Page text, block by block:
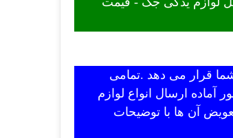
قرار می دهد .تمامی
ارسال انواع لوازم
آن ها با توضیحات